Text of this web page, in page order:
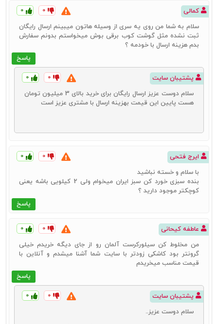
کمالی ۰ ۰
پاسخ
سلام به شما من روی یه سری از وسیله هاتون میبینم ارسال رایگان
ثبت نشده مثل گوشت کوب برقی بوش میخواستم بدونم سفارش
بدم هزینه ارسال با خودمه ؟
پشتیبان سایت ۰ ۰
سلام دوست عزیز ارسال رایگان برای خرید بالای 3 میلیون تومان
هست پایین این قیمت بهزینه ارسال با مشتری عزیز است
ایرج فتحی ۰ ۰
پاسخ
با سلام و خسته نباشید
بنده سبزی خورد کن سبز ایران میخوام ولی 2 کیلویی باشه یعنی
کوچکتر موجود دارید ؟
عاطفه کیحانی ۰ ۰
پاسخ
من مخلوط کن سیلورکرست آلمان رو از جای دیگه خریدم خیلی
گرونتر بود کاشکی زودتر با سایت شما آشنا میشدم و آنلاین با
قیمت مناسب میخریدم
پشتیبان سایت ۰ ۰
سلام دوست عزیز..